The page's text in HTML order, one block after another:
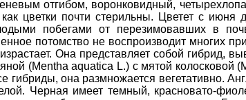
отгибом, воронковидный,
как цветки почти стерильны. Цветет с июня
побегами от перезимовавших в
потомство не воспроизводит многих
Она представляет собой гибрид,
(Mentha aquatica L.) с мятой колосковой
гибриды, она размножается вегетативно.
Черная имеет темный, красновато-